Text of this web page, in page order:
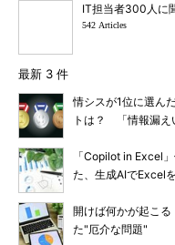
IT担当者300人に
542 Articles
最新 3 件
情シスが1位に選ん
トは？ 「情報漏え
「Copilot in Excel
た、生成AIでExcel
開けば何かが起こ
た"厄介な問題"